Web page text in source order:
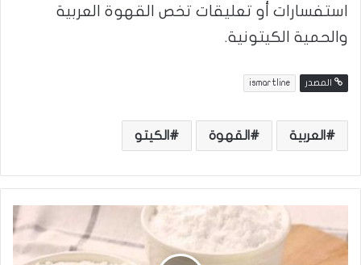
استفسارات أو تعليقات تخص القهوة العربية
والحمية الكيتونية.
المصدر ismartline
العربية القهوة الكيتو
د
ي